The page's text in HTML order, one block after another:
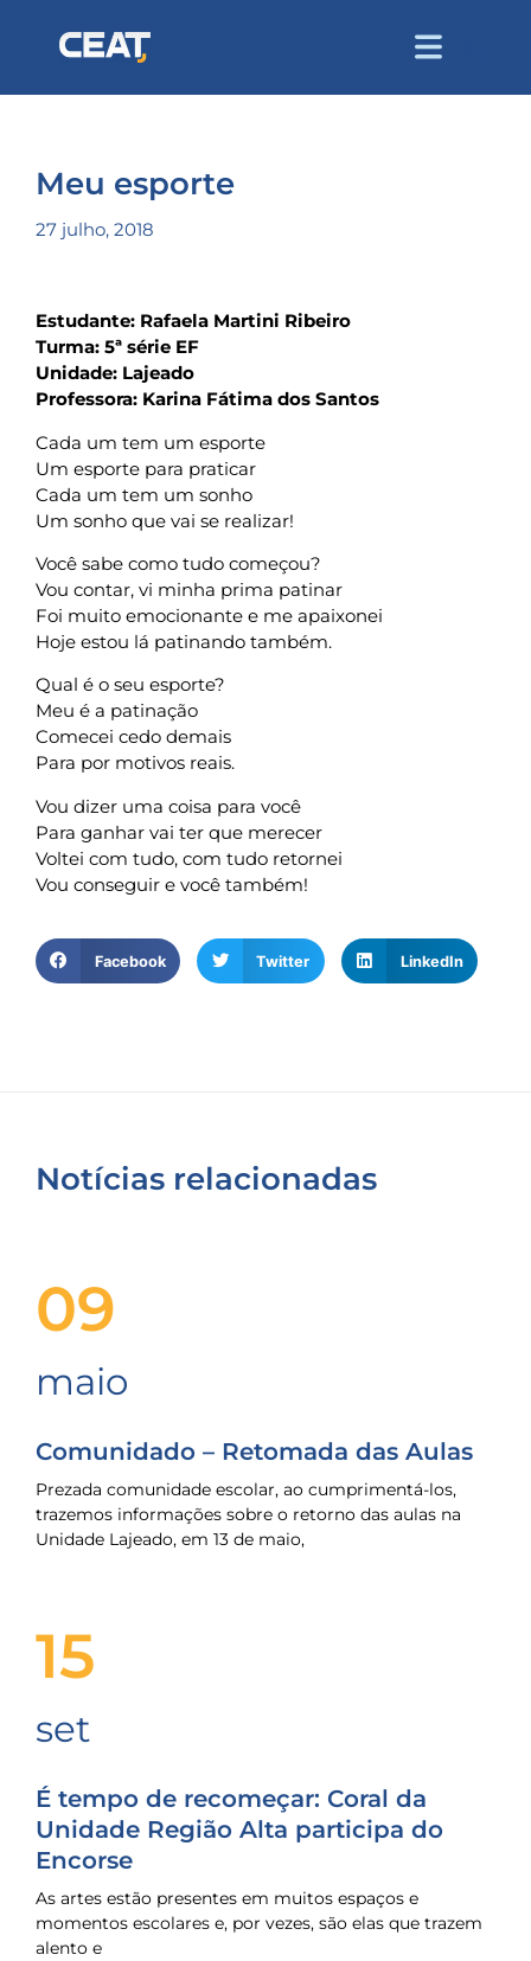
Meu esporte
27 julho, 2018
Estudante: Rafaela Martini Ribeiro
Turma: 5ª série EF
Unidade: Lajeado
Professora: Karina Fátima dos Santos
Cada um tem um esporte
Um esporte para praticar
Cada um tem um sonho
Um sonho que vai se realizar!
Você sabe como tudo começou?
Vou contar, vi minha prima patinar
Foi muito emocionante e me apaixonei
Hoje estou lá patinando também.
Qual é o seu esporte?
Meu é a patinação
Comecei cedo demais
Para por motivos reais.
Vou dizer uma coisa para você
Para ganhar vai ter que merecer
Voltei com tudo, com tudo retornei
Vou conseguir e você também!
Facebook Twitter LinkedIn
Notícias relacionadas
09
maio
Comunidado – Retomada das Aulas
Prezada comunidade escolar, ao cumprimentá-los,
trazemos informações sobre o retorno das aulas na
Unidade Lajeado, em 13 de maio,
15
set
É tempo de recomeçar: Coral da
Unidade Região Alta participa do
Encorse
As artes estão presentes em muitos espaços e
momentos escolares e, por vezes, são elas que trazem
alento e